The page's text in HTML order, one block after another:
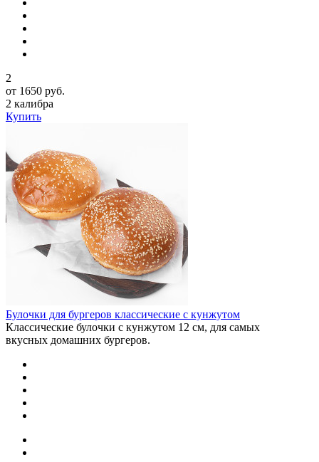
2
от 1650 руб.
2 калибра
Купить
Булочки для бургеров классические с кунжутом
Классические булочки с кунжутом 12 см, для самых
вкусных домашних бургеров.